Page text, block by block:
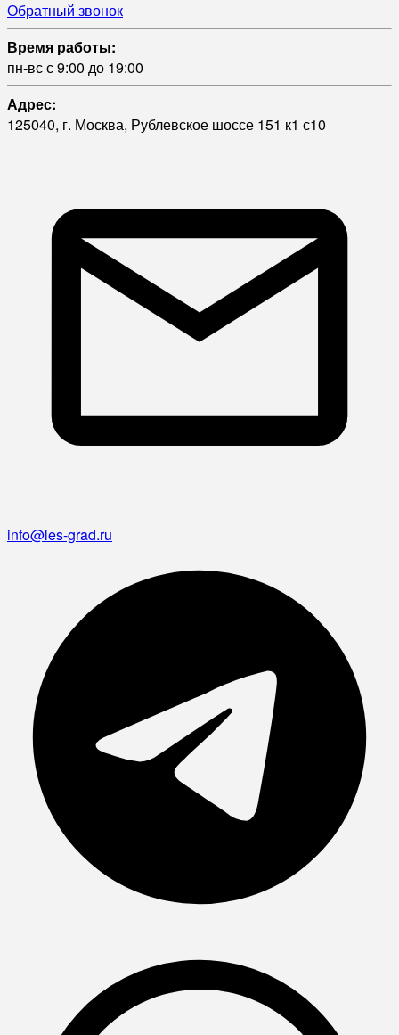
Обратный звонок
Время работы:
пн-вс с 9:00 до 19:00
Адрес:
125040, г. Москва, Рублевское шоссе 151 к1 с10
info@les-grad.ru